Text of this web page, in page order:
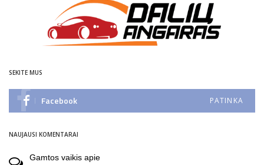
SEKITE MUS
Facebook PATINKA
NAUJAUSI KOMENTARAI
Gamtos vaikis apie